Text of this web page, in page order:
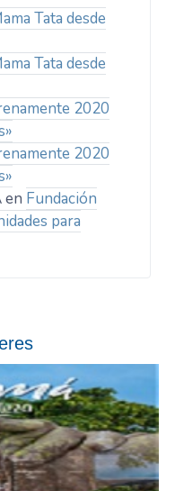
Tata desde
Tata desde
2020
2020
en Fundación
para